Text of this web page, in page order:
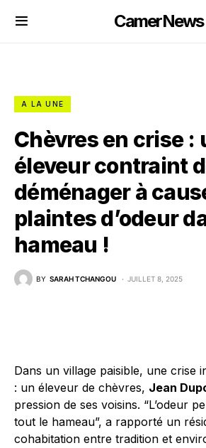
CamerNews
A LA UNE
Chèvres en crise :
éleveur contraint
déménager à
plaintes d’odeur
hameau !
BY SARAH TCHANGOU JUILLET 8, 2025
Dans un village paisible, une crise
: un éleveur de chèvres, Jean
pression de ses voisins. “L’odeur
tout le hameau”, a rapporté un
cohabitation entre tradition et